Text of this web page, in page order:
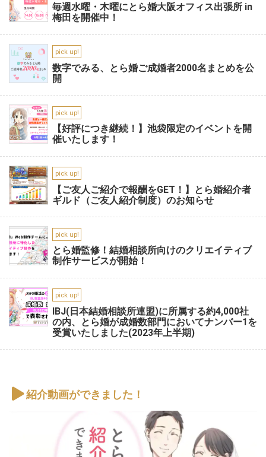
毎週水曜・木曜にとら婚大阪オフィス出張所 in
梅田を開催中！
pick up!
数字でみる、とら婚ご成婚者2000名まとめを公
開
pick up!
【好評につき継続！】池袋限定のイベントを開
催いたします！
pick up!
【ご友人ご紹介で報酬をGET！】とら婚紹介者
ギルド（ご友人紹介制度）のお知らせ
pick up!
とら婚監修！結婚相談所向けのクリエイティブ
制作サービスが開始！
pick up!
IBJ(日本結婚相談所連盟)に所属する約4,000社
の内、とら婚が成婚数部門においてナンバー1を
受賞いたしました(2023年上半期)
紹介動画ができました！